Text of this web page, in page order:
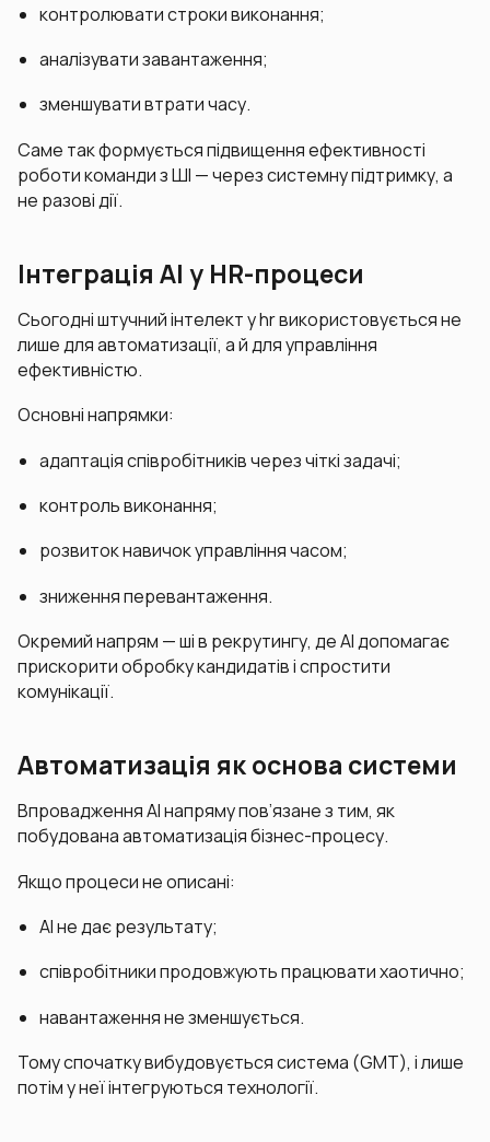
контролювати строки виконання;
аналізувати завантаження;
зменшувати втрати часу.
Саме так формується підвищення ефективності
роботи команди з ШІ — через системну підтримку, а
не разові дії.
Інтеграція AI у HR-процеси
Сьогодні штучний інтелект у hr використовується не
лише для автоматизації, а й для управління
ефективністю.
Основні напрямки:
адаптація співробітників через чіткі задачі;
контроль виконання;
розвиток навичок управління часом;
зниження перевантаження.
Окремий напрям — ші в рекрутингу, де AI допомагає
прискорити обробку кандидатів і спростити
комунікації.
Автоматизація як основа системи
Впровадження AI напряму пов’язане з тим, як
побудована автоматизація бізнес-процесу.
Якщо процеси не описані:
AI не дає результату;
співробітники продовжують працювати хаотично;
навантаження не зменшується.
Тому спочатку вибудовується система (GMT), і лише
потім у неї інтегруються технології.